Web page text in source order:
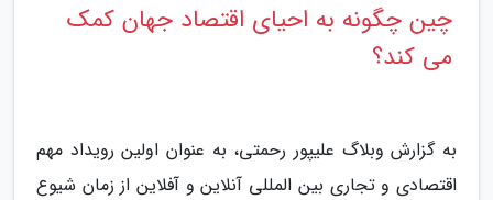
چین چگونه به احیای اقتصاد جهان کمک
می کند؟
به گزارش وبلاگ علیپور رحمتی، به عنوان اولین رویداد مهم
اقتصادی و تجاری بین المللی آنلاین و آفلاین از زمان شیوع